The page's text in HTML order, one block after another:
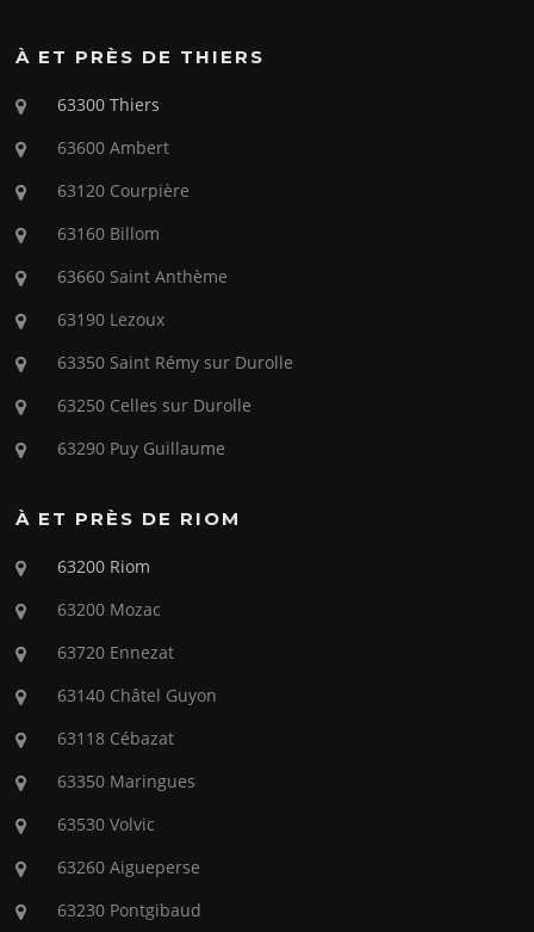
À ET PRÈS DE THIERS
63300 Thiers
63600 Ambert
63120 Courpière
63160 Billom
63660 Saint Anthème
63190 Lezoux
63350 Saint Rémy sur Durolle
63250 Celles sur Durolle
63290 Puy Guillaume
À ET PRÈS DE RIOM
63200 Riom
63200 Mozac
63720 Ennezat
63140 Châtel Guyon
63118 Cébazat
63350 Maringues
63530 Volvic
63260 Aigueperse
63230 Pontgibaud